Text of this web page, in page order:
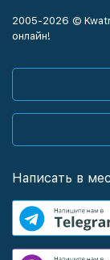
2005-2026 ©
онлайн!
Написать в